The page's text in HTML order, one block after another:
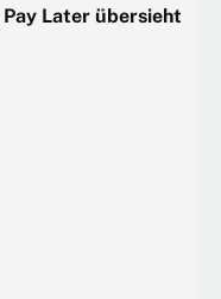
Later übersieht